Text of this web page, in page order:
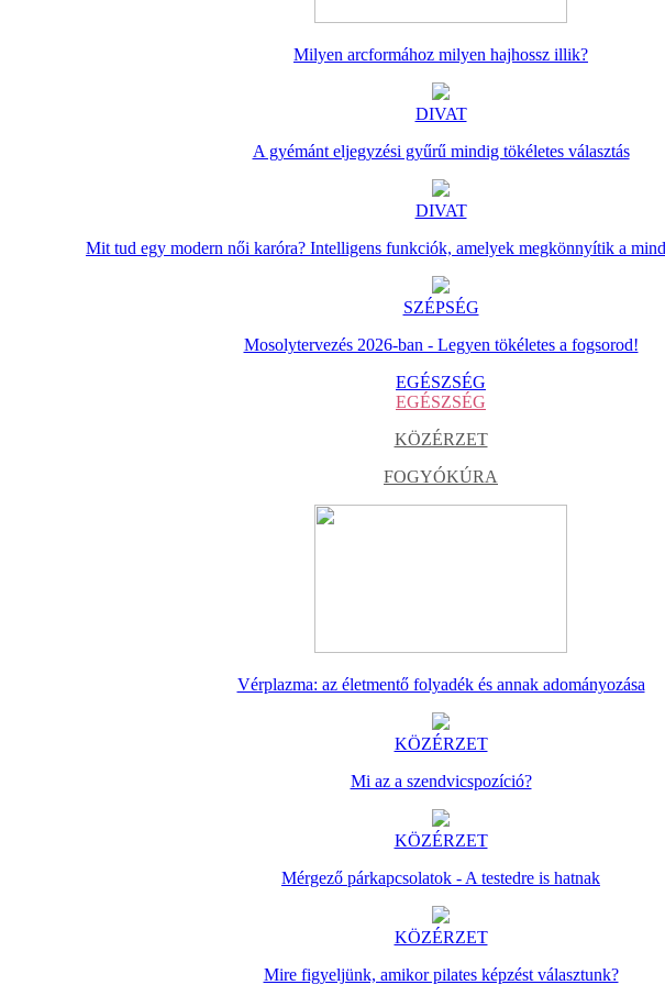
Milyen arcformához milyen hajhossz illik?
DIVAT
A gyémánt eljegyzési gyűrű mindig tökéletes választás
DIVAT
Mit tud egy modern női karóra? Intelligens funkciók, amelyek megkönnyítik a
SZÉPSÉG
Mosolytervezés 2026-ban - Legyen tökéletes a fogsorod!
EGÉSZSÉG
EGÉSZSÉG
KÖZÉRZET
FOGYÓKÚRA
Vérplazma: az életmentő folyadék és annak adományozása
KÖZÉRZET
Mi az a szendvicspozíció?
KÖZÉRZET
Mérgező párkapcsolatok - A testedre is hatnak
KÖZÉRZET
Mire figyeljünk, amikor pilates képzést választunk?